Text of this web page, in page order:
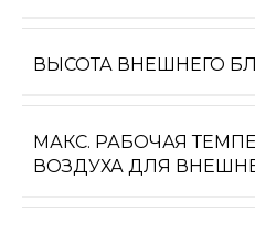
ВЫСОТА ВНЕШНЕГО
МАКС. РАБОЧАЯ
ВОЗДУХА ДЛЯ